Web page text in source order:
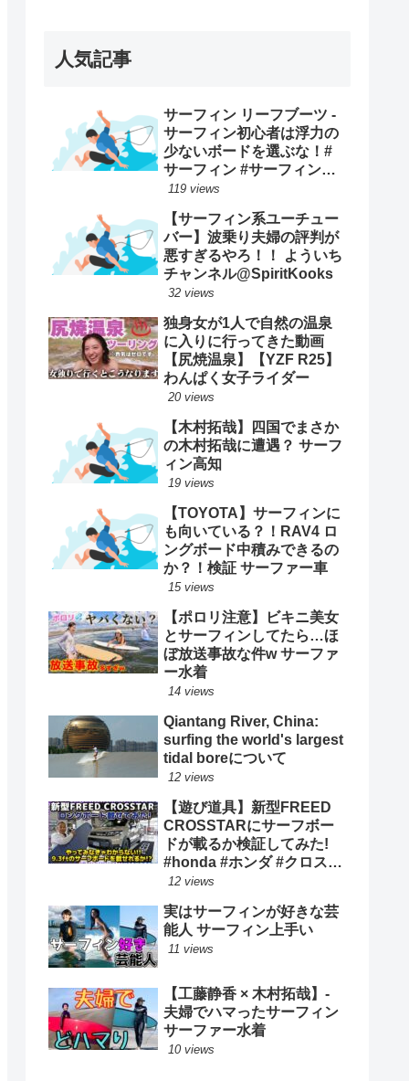
人気記事
サーフィン リーフブーツ -
サーフィン初心者は浮力の
少ないボードを選ぶな！#
サーフィン #サーフィンス
クール #川畑友吾 #千葉 #湘
119 views
【サーフィン系ユーチュー
バー】波乗り夫婦の評判が
悪すぎるやろ！！ よういち
チャンネル@SpiritKooks
32 views
独身女が1人で自然の温泉
に入りに行ってきた動画
【尻焼温泉】【YZF R25】
わんぱく女子ライダー
20 views
【木村拓哉】四国でまさか
の木村拓哉に遭遇？ サーフ
ィン高知
19 views
【TOYOTA】サーフィンに
も向いている？！RAV4 ロ
ングボード中積みできるの
か？！検証 サーファー車
15 views
【ポロリ注意】ビキニ美女
とサーフィンしてたら…ほ
ぼ放送事故な件w サーファ
ー水着
14 views
Qiantang River, China:
surfing the world's largest
tidal boreについて
12 views
【遊び道具】新型FREED
CROSSTARにサーフボー
ドが載るか検証してみた!
#honda #ホンダ #クロスタ
ー #car #freed #フリード #
ード
12 views
実はサーフィンが好きな芸
能人 サーフィン上手い
11 views
【工藤静香 × 木村拓哉】-
夫婦でハマったサーフィン
サーファー水着
10 views